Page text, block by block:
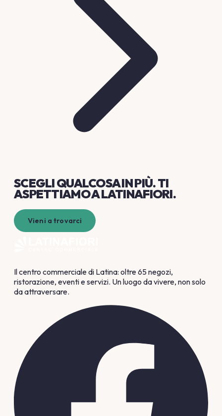
SCEGLI QUALCOSAIN PIÙ. TI
ASPETTIAMO A LATINAFIORI.
Vieni a trovarci
Il centro commerciale di Latina: oltre 65 negozi,
ristorazione, eventi e servizi. Un luogo da vivere, non solo
da attraversare.